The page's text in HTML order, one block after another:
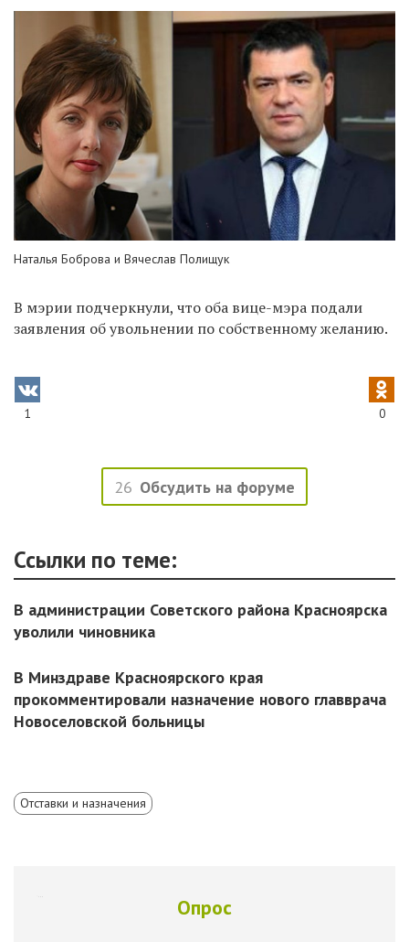
Наталья Боброва и Вячеслав Полищук
В мэрии подчеркнули, что оба вице-мэра подали
заявления об увольнении по собственному желанию.
1 0
26 Обсудить на форуме
Ссылки по теме:
В администрации Советского района Красноярска
уволили чиновника
В Минздраве Красноярского края
прокомментировали назначение нового главврача
Новоселовской больницы
Отставки и назначения
Опрос